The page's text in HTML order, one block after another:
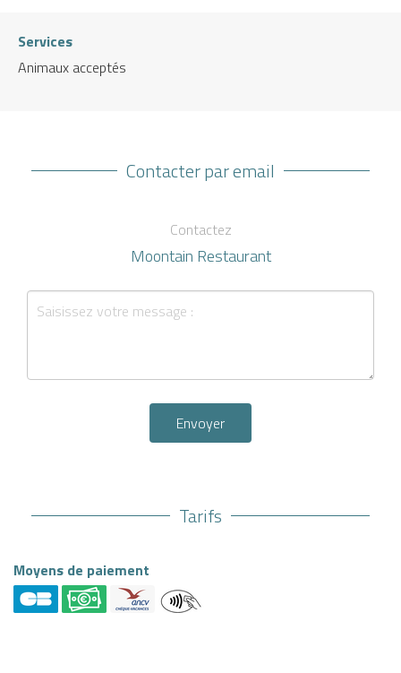
Services
Animaux acceptés
Contacter par email
Contactez
Moontain Restaurant
Envoyer
Tarifs
Moyens de paiement